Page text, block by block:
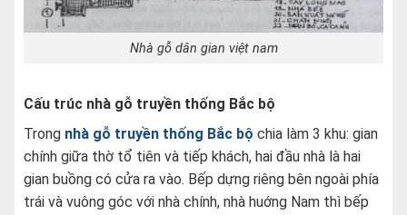
Nhà gỗ dân gian việt nam
Cấu trúc nhà gỗ truyền thống Bắc bộ
Trong nhà gỗ truyền thống Bắc bộ chia làm 3 khu: gian
chính giữa thờ tổ tiên và tiếp khách, hai đầu nhà là hai
gian buồng có cửa ra vào. Bếp dựng riêng bên ngoài phía
trái và vuông góc với nhà chính, nhà huớng Nam thì bếp